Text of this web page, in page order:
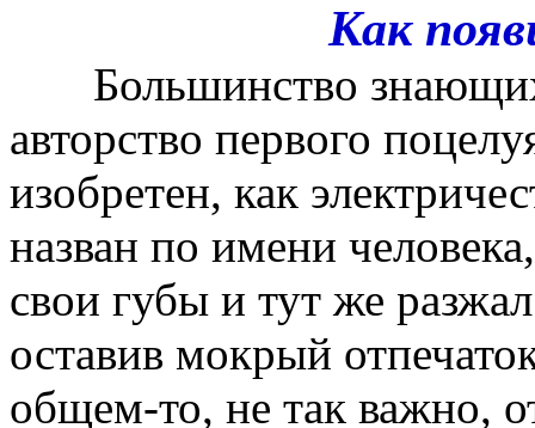
Как
Большинство знающих
авторство первого
изобретен, как
назван по имени
свои губы и тут же
оставив мокрый
общем-то, не так важно,